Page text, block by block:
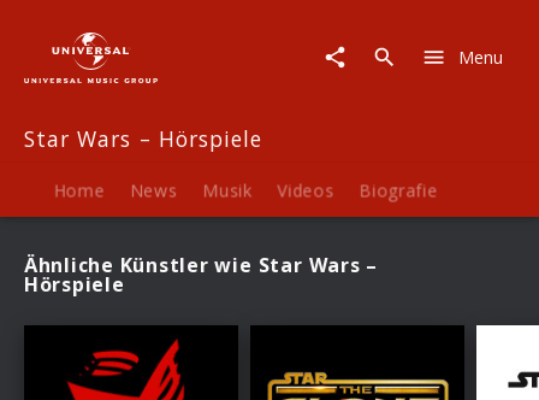
Hörspiele
Fanartikel
Menu
Star Wars – Hörspiele
Home News Musik Videos Biografie
Ähnliche Künstler wie Star Wars –
Hörspiele